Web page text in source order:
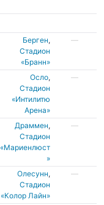
Берген,
Стадион
«Бранн»
—
Осло,
Стадион
«Интилитю
Арена»
—
Драммен,
Стадион
«Мариенлюст
»
—
Олесунн,
Cтадион
«Колор Лайн»
—